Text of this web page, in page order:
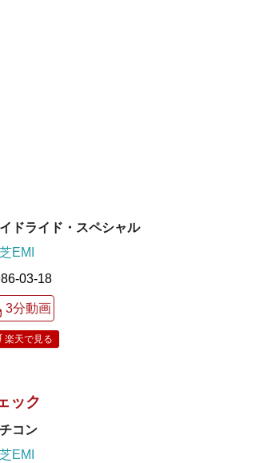
ドライド・スペシャル
EMI
03-18
3分動画
楽天で見る
ック
コン
EMI